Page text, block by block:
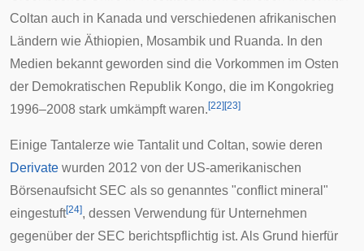
Coltan auch in Kanada und verschiedenen afrikanischen
Ländern wie Äthiopien, Mosambik und Ruanda. In den
Medien bekannt geworden sind die Vorkommen im Osten
der Demokratischen Republik Kongo, die im Kongokrieg
1996–2008 stark umkämpft waren. [22] [23]
Einige Tantalerze wie Tantalit und Coltan, sowie deren
Derivate wurden 2012 von der US-amerikanischen
Börsenaufsicht SEC als so genanntes "conflict mineral"
eingestuft[24], dessen Verwendung für Unternehmen
gegenüber der SEC berichtspflichtig ist. Als Grund hierfür